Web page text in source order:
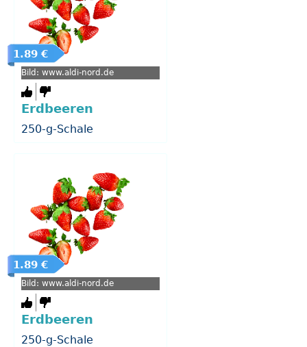
1.89 €
Bild: www.aldi-nord.de
Erdbeeren
250-g-Schale
1.89 €
Bild: www.aldi-nord.de
Erdbeeren
250-g-Schale